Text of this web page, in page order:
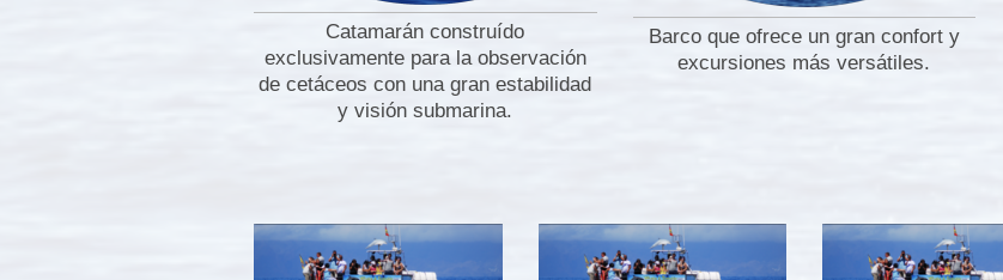
Catamarán construído
exclusivamente para la observación
de cetáceos con una gran estabilidad
y visión submarina.
Barco que ofrece un gran confort y
excursiones más versátiles.